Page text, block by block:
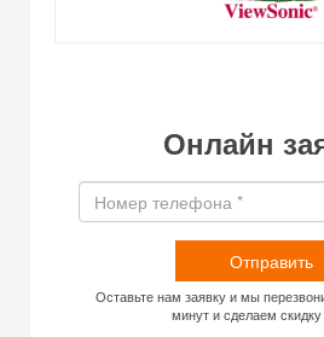
Онлайн
Отправить
Оставьте нам заявку и мы
минут и сделаем